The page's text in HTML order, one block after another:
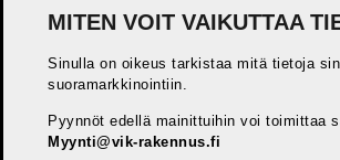
MITEN VOIT VAIKUTTAA
Sinulla on oikeus tarkistaa mitä tietoja
suoramarkkinointiin.
Pyynnöt edellä mainittuihin voi toimittaa
Myynti@vik-rakennus.fi